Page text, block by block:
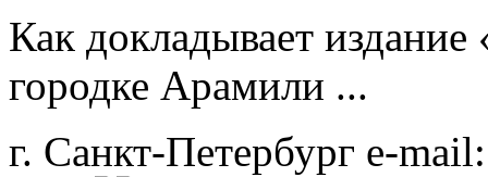
Как докладывает
городке Арамили ...
г. Санкт-Петербург e-